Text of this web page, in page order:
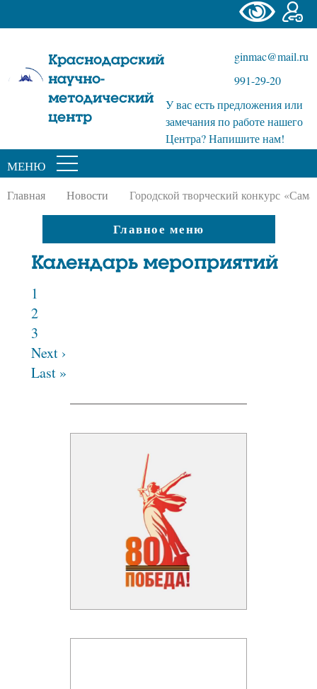
Краснодарский
научно-
методический
центр
ginmac@mail.ru
991-29-20
У вас есть предложения или
замечания по работе нашего
Центра? Напишите нам!
МЕНЮ
Главная Новости Городской творческий конкурс
Главное меню
Календарь мероприятий
1
2
3
Next ›
Last »